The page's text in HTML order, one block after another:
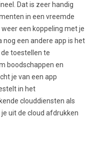
Dat is zeer handig
in een vreemde
een koppeling met je
een andere app is het
toestellen te
boodschappen en
je van een app
in het
clouddiensten als
je uit de cloud afdrukken